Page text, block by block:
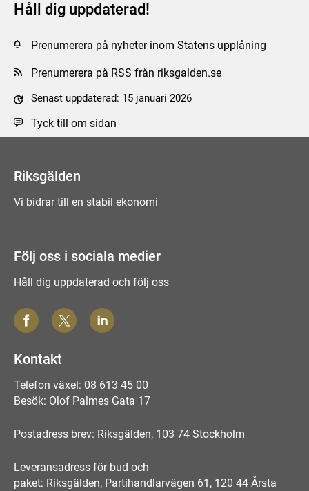
Håll dig uppdaterad!
Prenumerera på nyheter inom Statens upplåning
Prenumerera på RSS från riksgalden.se
Senast uppdaterad: 15 januari 2026
Tyck till om sidan
Riksgälden
Vi bidrar till en stabil ekonomi
Följ oss i sociala medier
Håll dig uppdaterad och följ oss
Kontakt
Telefon växel: 08 613 45 00
Besök: Olof Palmes Gata 17
Postadress brev: Riksgälden, 103 74 Stockholm
Leveransadress för bud och
paket: Riksgälden, Partihandlarvägen 61, 120 44 Årsta